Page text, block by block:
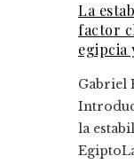
La
factor
egipcia
Gabriel
la